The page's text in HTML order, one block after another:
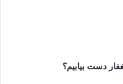
دست بیابیم؟